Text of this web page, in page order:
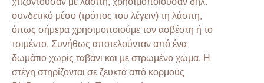
συνδετικό μέσο (τρόπος του λέγειν) τη λάσπη,
όπως σήμερα χρησιμοποιούμε τον ασβέστη ή το
τσιμέντο. Συνήθως αποτελούνταν από ένα
δωμάτιο χωρίς ταβάνι και με στρωμένο χώμα. Η
στέγη στηρίζονται σε ζευκτά από κορμούς